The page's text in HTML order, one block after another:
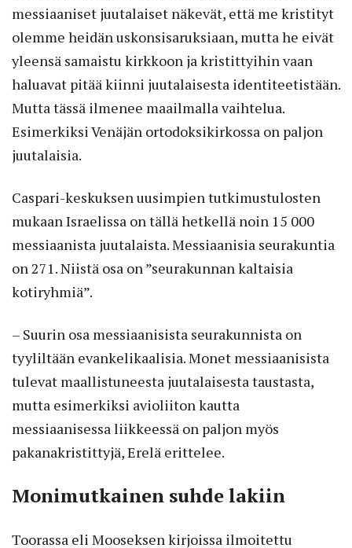
messiaaniset juutalaiset näkevät, että me kristityt
olemme heidän uskonsisaruksiaan, mutta he eivät
yleensä samaistu kirkkoon ja kristittyihin vaan
haluavat pitää kiinni juutalaisesta identiteetistään.
Mutta tässä ilmenee maailmalla vaihtelua.
Esimerkiksi Venäjän ortodoksikirkossa on paljon
juutalaisia.
Caspari-keskuksen uusimpien tutkimustulosten
mukaan Israelissa on tällä hetkellä noin 15 000
messiaanista juutalaista. Messiaanisia seurakuntia
on 271. Niistä osa on ”seurakunnan kaltaisia
kotiryhmiä”.
– Suurin osa messiaanisista seurakunnista on
tyyliltään evankelikaalisia. Monet messiaanisista
tulevat maallistuneesta juutalaisesta taustasta,
mutta esimerkiksi avioliiton kautta
messiaanisessa liikkeessä on paljon myös
pakanakristittyjä, Erelä erittelee.
Monimutkainen suhde lakiin
Toorassa eli Mooseksen kirjoissa ilmoitettu